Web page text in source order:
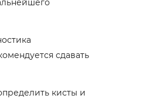
сдавать
кисты и